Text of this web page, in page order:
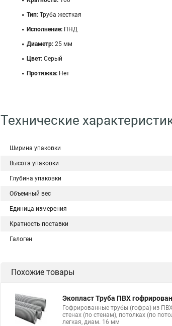
Тип: Труба жесткая
Исполнение: ПНД
Диаметр: 25 мм
Цвет: Серый
Протяжка: Нет
Технические
Ширина упаковки
Высота упаковки
Глубина упаковки
Объемный вес
Единица измерения
Кратность поставки
Галоген
Похожие товары
Экопласт Труба ПВХ
Гофрированные трубы (гофра) из
стенах (по стенам), потолках (по
легкая, диам. 16 мм